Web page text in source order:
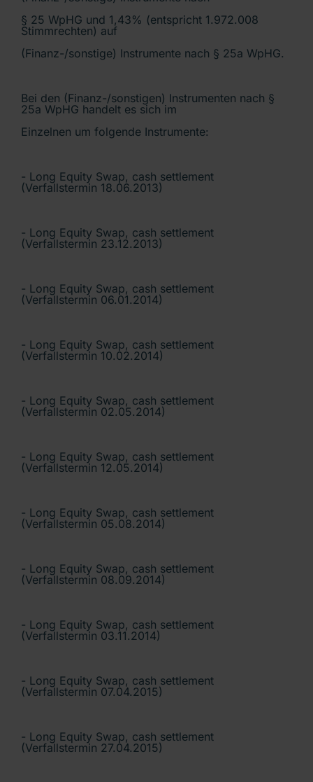
§ 25 WpHG und 1,43% (entspricht 1.972.008
Stimmrechten) auf
(Finanz-/sonstige) Instrumente nach § 25a WpHG.
Bei den (Finanz-/sonstigen) Instrumenten nach §
25a WpHG handelt es sich im
Einzelnen um folgende Instrumente:
- Long Equity Swap, cash settlement
(Verfallstermin 18.06.2013)
- Long Equity Swap, cash settlement
(Verfallstermin 23.12.2013)
- Long Equity Swap, cash settlement
(Verfallstermin 06.01.2014)
- Long Equity Swap, cash settlement
(Verfallstermin 10.02.2014)
- Long Equity Swap, cash settlement
(Verfallstermin 02.05.2014)
- Long Equity Swap, cash settlement
(Verfallstermin 12.05.2014)
- Long Equity Swap, cash settlement
(Verfallstermin 05.08.2014)
- Long Equity Swap, cash settlement
(Verfallstermin 08.09.2014)
- Long Equity Swap, cash settlement
(Verfallstermin 03.11.2014)
- Long Equity Swap, cash settlement
(Verfallstermin 07.04.2015)
- Long Equity Swap, cash settlement
(Verfallstermin 27.04.2015)